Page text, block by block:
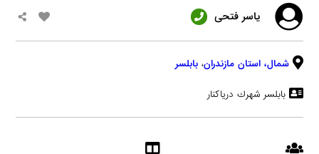
ياسر فتحى
شمال، استان مازندران، بابلسر
بابلسر شهرك درياكنار